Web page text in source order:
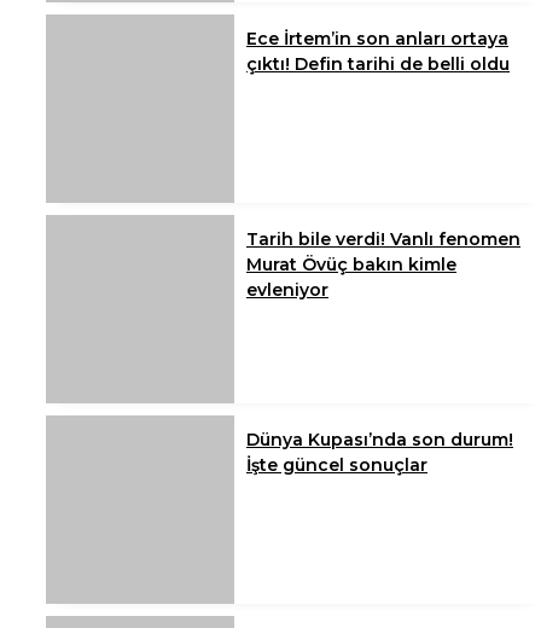
Ece İrtem’in son anları ortaya
çıktı! Defin tarihi de belli oldu
Tarih bile verdi! Vanlı fenomen
Murat Övüç bakın kimle
evleniyor
Dünya Kupası’nda son durum!
İşte güncel sonuçlar